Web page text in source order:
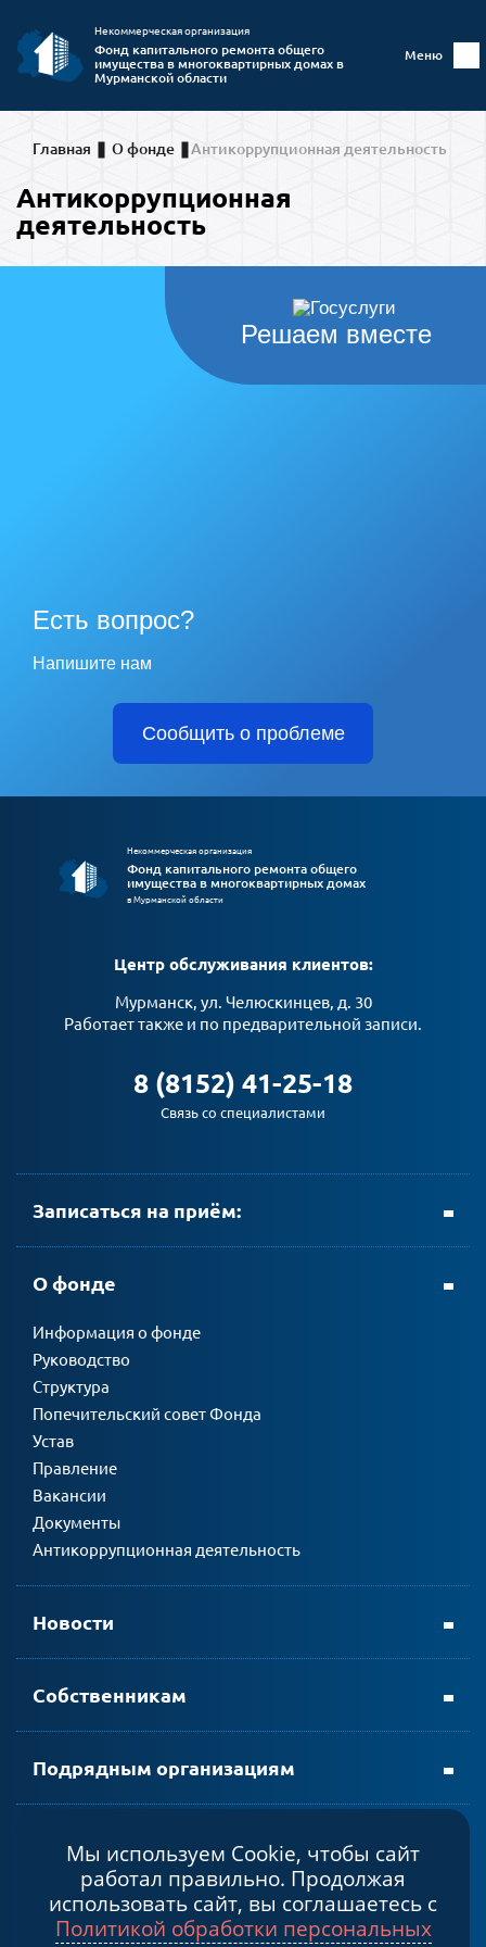
Некоммерческая организация
Фонд капитального ремонта общего
имущества в многоквартирных домах в
Мурманской области
Меню
Главная О фонде Антикоррупционная деятельность
Антикоррупционная
деятельность
Решаем вместе
Есть вопрос?
Напишите нам
Сообщить о проблеме
Некоммерческая организация
Фонд капитального ремонта общего
имущества в многоквартирных домах
в Мурманской области
Центр обслуживания клиентов:
Мурманск, ул. Челюскинцев, д. 30
Работает также и по предварительной записи.
8 (8152) 41-25-18
Связь со специалистами
Записаться на приём:
личном кабинете АтомЭнергоСбыт
мобильном приложении АтомЭнергоСбыт
О фонде
Информация о фонде
Руководство
Структура
Попечительский совет Фонда
Устав
Правление
Вакансии
Документы
Антикоррупционная деятельность
Новости
Собственникам
Подрядным организациям
Политика конфиденциальности
Cогласие на обработку персональных данных
Мы используем Cookie, чтобы сайт
работал правильно. Продолжая
использовать сайт, вы соглашаетесь с
Политикой обработки персональных